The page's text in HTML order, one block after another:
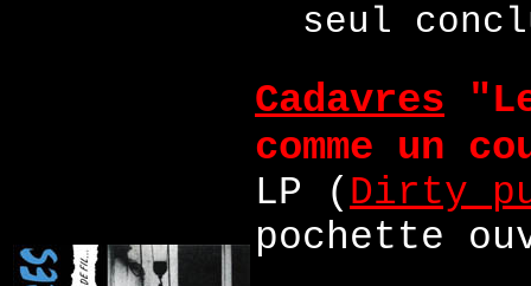
seul
Cadavres
comme un
LP ( Dirty
pochette